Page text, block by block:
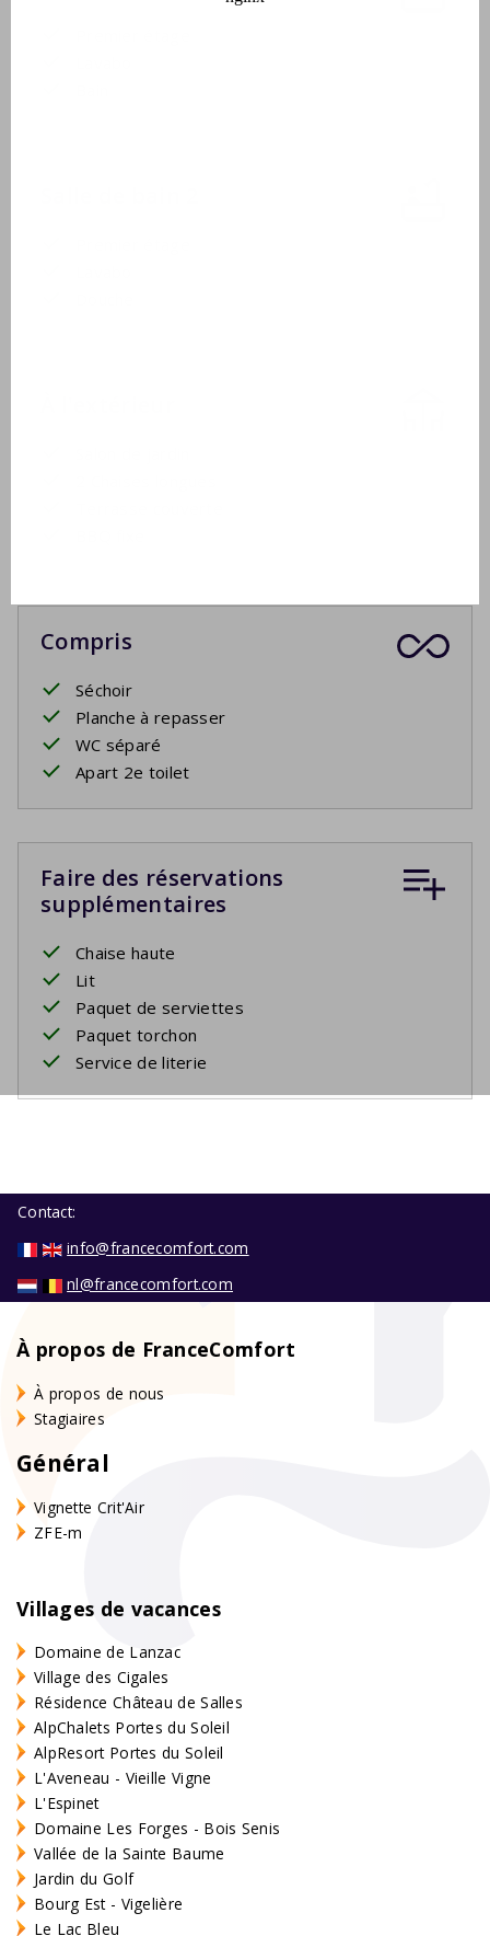
Compris
Séchoir
Planche à repasser
WC séparé
Apart 2e toilet
Faire des réservations
supplémentaires
Chaise haute
Lit
Paquet de serviettes
Paquet torchon
Service de literie
Contact:
info@francecomfort.com
nl@francecomfort.com
À propos de FranceComfort
À propos de nous
Stagiaires
Général
Vignette Crit'Air
ZFE-m
Villages de vacances
Domaine de Lanzac
Village des Cigales
Résidence Château de Salles
AlpChalets Portes du Soleil
AlpResort Portes du Soleil
L'Aveneau - Vieille Vigne
L'Espinet
Domaine Les Forges - Bois Senis
Vallée de la Sainte Baume
Jardin du Golf
Bourg Est - Vigelière
Le Lac Bleu